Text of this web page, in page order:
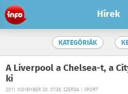
Hírek
KATEGÓRIÁK
A Liverpool a Chelsea-t, a
ki
2011. NOVEMBER 30. 07:36, SZERDA | SPORT